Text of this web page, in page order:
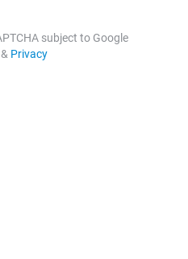
subject to Google
Privacy